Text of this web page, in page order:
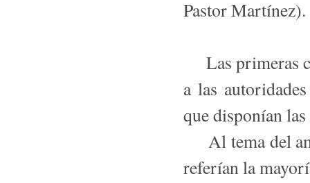
Pastor Martínez).
Las primeras
a las
que disponían
Al tema del
referían la